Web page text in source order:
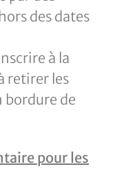
des dates
à la
retirer les
bordure de
pour les